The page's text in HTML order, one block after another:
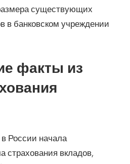
существующих
в банковском учреждении
факты из
в России начала
страхования вкладов,